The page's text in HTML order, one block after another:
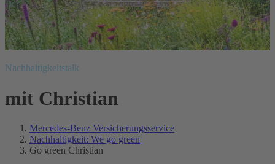
Nachhaltigkeitstalk
mit Christian
Mercedes-Benz Versicherungsservice
Nachhaltigkeit: We go green
Go green Christian